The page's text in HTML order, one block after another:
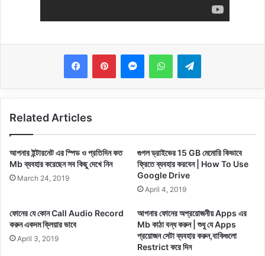
MessengerWhatsAppTelegram
Related Articles
আপনার ইন্টারনেট এর স্পিড ও প্রতিদিন কত
Mb ব্যবহার করেছেন সব কিছু দেখে নিন
March 24, 2019
গুগল ড্রাইভের 15 GB মেমোরি কিভাবে
ফ্রিতে ব্যবহার করবেন | How To Use
Google Drive
April 4, 2019
ফোনের যে কোন Call Audio Record
করুন একদম ক্লিয়ার ভাবে
April 3, 2019
আপনার ফোনের অপ্রয়োজনীয় Apps এর
Mb কাঠা বন্ধ করুন | শুধু যে Apps
প্রয়োজন সেটা ব্যবহার করুন,বাকিগুলো
Restrict করে দিন